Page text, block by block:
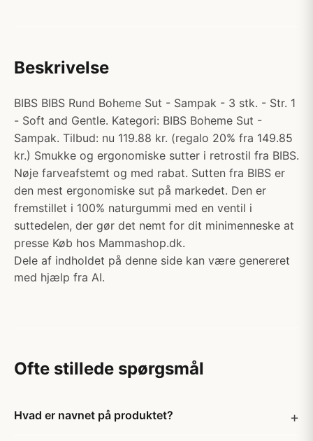
Beskrivelse
BIBS BIBS Rund Boheme Sut - Sampak - 3 stk. - Str. 1
- Soft and Gentle. Kategori: BIBS Boheme Sut -
Sampak. Tilbud: nu 119.88 kr. (regalo 20% fra 149.85
kr.) Smukke og ergonomiske sutter i retrostil fra BIBS.
Nøje farveafstemt og med rabat. Sutten fra BIBS er
den mest ergonomiske sut på markedet. Den er
fremstillet i 100% naturgummi med en ventil i
suttedelen, der gør det nemt for dit minimenneske at
presse Køb hos Mammashop.dk.
Dele af indholdet på denne side kan være genereret
med hjælp fra AI.
Ofte stillede spørgsmål
Hvad er navnet på produktet?